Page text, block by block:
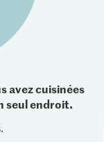
avez cuisinées
seul endroit.